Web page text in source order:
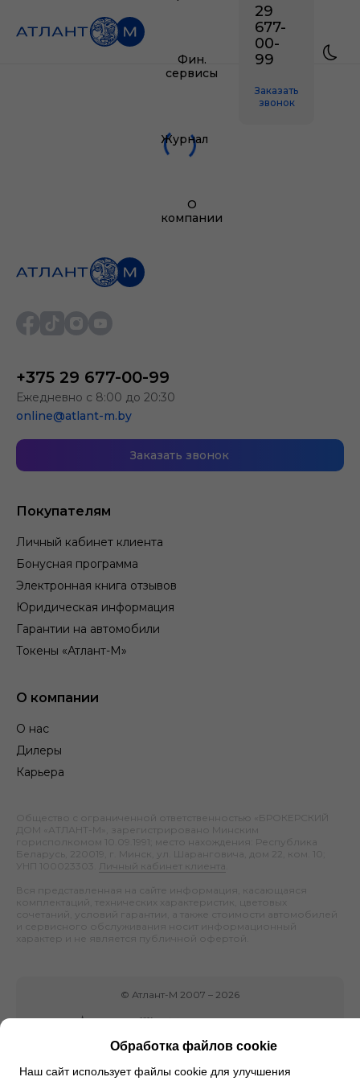
Фин.
сервисы
Журнал
О
компании
29
677-
00-
99
Заказать
звонок
Покупателям
Личный кабинет клиента
Бонусная программа
Электронная книга отзывов
Юридическая информация
Гарантии на автомобили
Токены «Атлант-М»
О компании
О нас
Дилеры
Карьера
+375 29 677-00-99
Ежедневно с 8:00 до 20:30
online@atlant-m.by
Заказать звонок
Общество с ограниченной ответственностью «БРОКЕРСКИЙ
ДОМ «АТЛАНТ-М», зарегистрировано Минским
горисполкомом 10.09.1991; место нахождения: Республика
Беларусь, 220019, г. Минск, ул. Шаранговича, дом 22, ком. 10;
УНП 100023303.
Личный кабинет клиента
Вся представленная на сайте информация, касающаяся
комплектаций, технических характеристик, цветовых
сочетаний, условий гарантии, а также стоимости автомобилей
и сервисного обслуживания носит информационный
характер и не является публичной офертой.
© Атлант-М 2007 – 2026
Обработка файлов cookie
Наш сайт использует файлы cookie для улучшения